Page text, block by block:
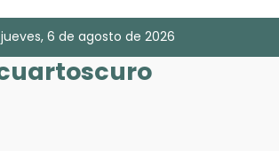
jueves, 6 de agosto de 2026